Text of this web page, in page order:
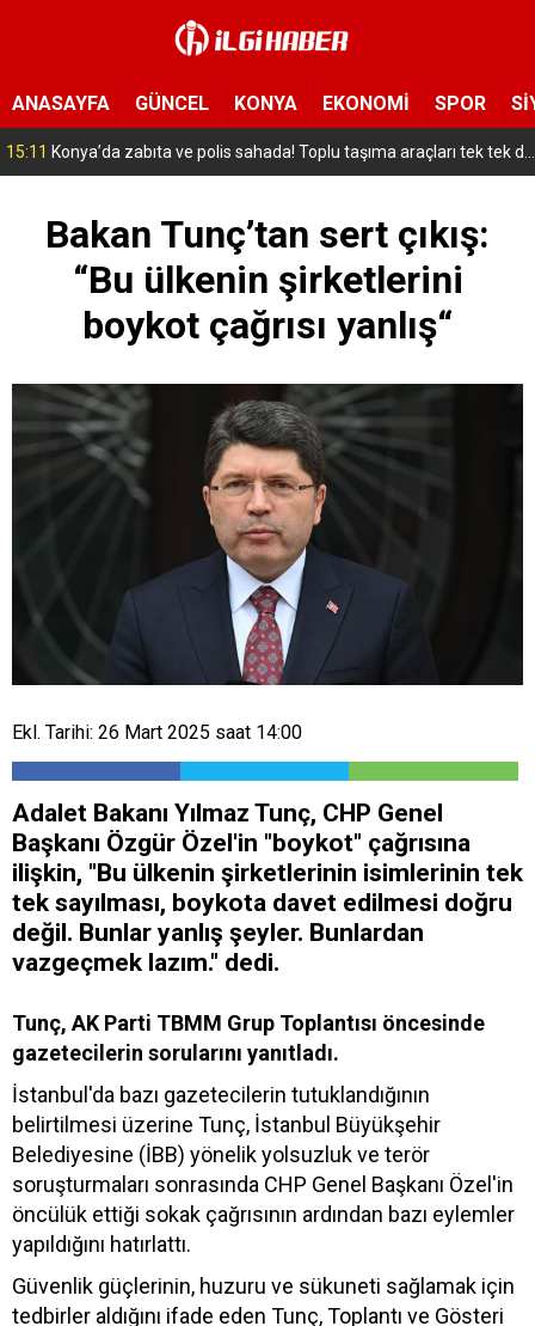
ANASAYFA GÜNCEL KONYA EKONOMİ SPOR
15:11 Konya’da zabıta ve polis sahada! Toplu taşıma araçları tek tek denetleniyor
Bakan Tunç’tan sert çıkış:
“Bu ülkenin şirketlerini
boykot çağrısı yanlış“
Ekl. Tarihi: 26 Mart 2025 saat 14:00
Adalet Bakanı Yılmaz Tunç, CHP Genel
Başkanı Özgür Özel'in "boykot" çağrısına
ilişkin, "Bu ülkenin şirketlerinin isimlerinin tek
tek sayılması, boykota davet edilmesi doğru
değil. Bunlar yanlış şeyler. Bunlardan
vazgeçmek lazım." dedi.
Tunç, AK Parti TBMM Grup Toplantısı öncesinde
gazetecilerin sorularını yanıtladı.
İstanbul'da bazı gazetecilerin tutuklandığının
belirtilmesi üzerine Tunç, İstanbul Büyükşehir
Belediyesine (İBB) yönelik yolsuzluk ve terör
soruşturmaları sonrasında CHP Genel Başkanı Özel'in
öncülük ettiği sokak çağrısının ardından bazı eylemler
yapıldığını hatırlattı.
Güvenlik güçlerinin, huzuru ve sükuneti sağlamak için
tedbirler aldığını ifade eden Tunç, Toplantı ve Gösteri